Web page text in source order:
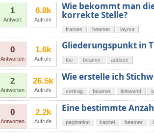
1
Antwort
6.8k
Aufrufe
Wie bekommt man
korrekte Stelle?
frames beamer layout
0
Antworten
1.6k
Aufrufe
Gliederungspunkt in
toc beamer addsec
2
Antworten
26.5k
Aufrufe
Wie erstelle ich
vortrag beamer leinwand
0
Antworten
2.2k
Aufrufe
Eine bestimmte
pagination kapitel beamer